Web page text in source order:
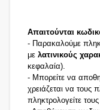
Απαιτούνται
- Παρακαλούμε
με λατινικούς
κεφαλαία).
- Μπορείτε να
χρειάζεται να τους
πληκτρολογείτε